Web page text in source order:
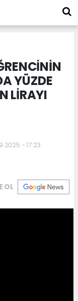
YÜZDE
LİRAYI
- 17:23
OL